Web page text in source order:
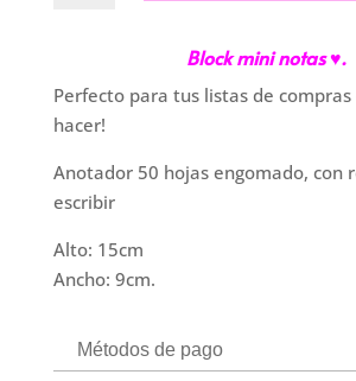
cantidad
Block mini notas ♥.
Perfecto para tus listas de compras
hacer!
Anotador 50 hojas engomado, con
escribir
Alto: 15cm
Ancho: 9cm.
Métodos de pago